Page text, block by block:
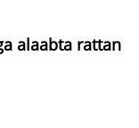
alaabta rattan